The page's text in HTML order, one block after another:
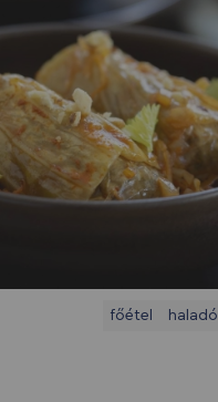
főétel haladó